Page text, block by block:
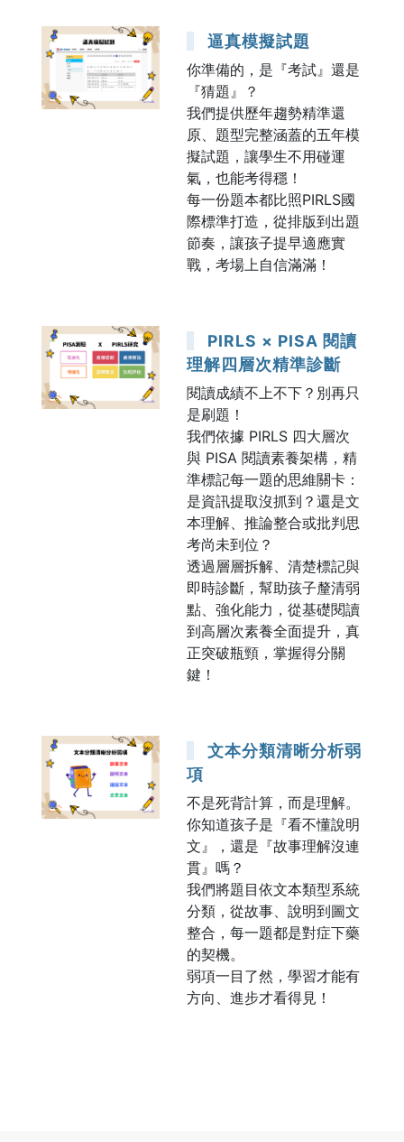
逼真模擬試題
你準備的，是『考試』還是
『猜題』？
我們提供歷年趨勢精準還
原、題型完整涵蓋的五年模
擬試題，讓學生不用碰運
氣，也能考得穩！
每一份題本都比照PIRLS國
際標準打造，從排版到出題
節奏，讓孩子提早適應實
戰，考場上自信滿滿！
PIRLS × PISA 閱讀
理解四層次精準診斷
閱讀成績不上不下？別再只
是刷題！
我們依據 PIRLS 四大層次
與 PISA 閱讀素養架構，精
準標記每一題的思維關卡：
是資訊提取沒抓到？還是文
本理解、推論整合或批判思
考尚未到位？
透過層層拆解、清楚標記與
即時診斷，幫助孩子釐清弱
點、強化能力，從基礎閱讀
到高層次素養全面提升，真
正突破瓶頸，掌握得分關
鍵！
文本分類清晰分析弱
項
不是死背計算，而是理解。
你知道孩子是『看不懂說明
文』，還是『故事理解沒連
貫』嗎？
我們將題目依文本類型系統
分類，從故事、說明到圖文
整合，每一題都是對症下藥
的契機。
弱項一目了然，學習才能有
方向、進步才看得見！